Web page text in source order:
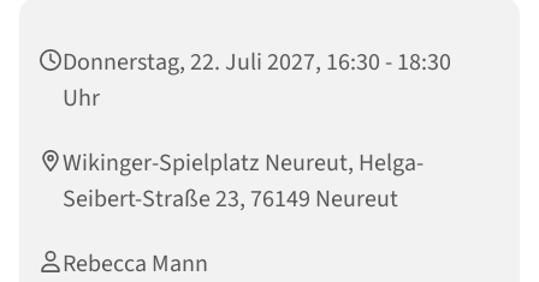
Donnerstag, 22. Juli 2027, 16:30 - 18:30
Uhr
Wikinger-Spielplatz Neureut, Helga-
Seibert-Straße 23, 76149 Neureut
Rebecca Mann